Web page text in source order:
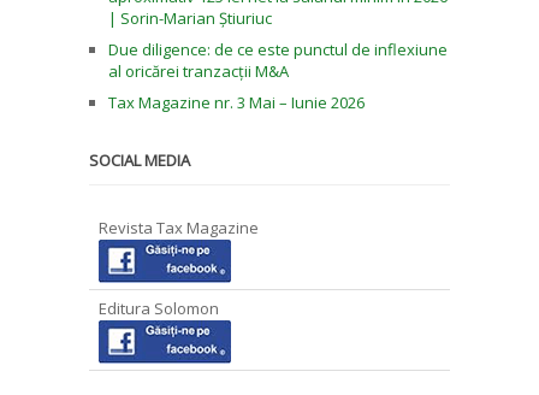
| Sorin-Marian Știuriuc
Due diligence: de ce este punctul de inflexiune
al oricărei tranzacții M&A
Tax Magazine nr. 3 Mai – Iunie 2026
SOCIAL MEDIA
Revista Tax Magazine
Editura Solomon